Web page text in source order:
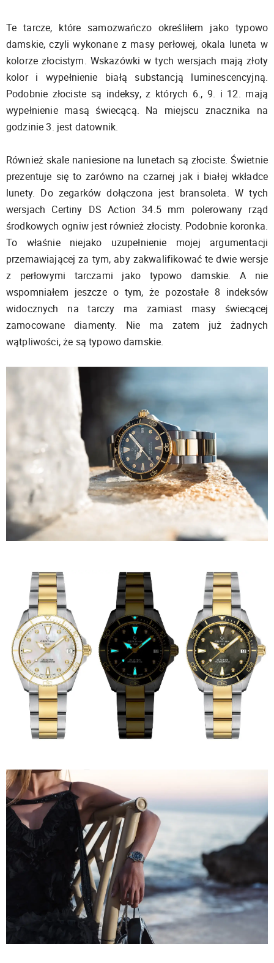
Te tarcze, które samozwańczo określiłem jako typowo
damskie, czyli wykonane z masy perłowej, okala luneta w
kolorze złocistym. Wskazówki w tych wersjach mają złoty
kolor i wypełnienie białą substancją luminescencyjną.
Podobnie złociste są indeksy, z których 6., 9. i 12. mają
wypełnienie masą świecącą. Na miejscu znacznika na
godzinie 3. jest datownik.
Również skale naniesione na lunetach są złociste. Świetnie
prezentuje się to zarówno na czarnej jak i białej wkładce
lunety. Do zegarków dołączona jest bransoleta. W tych
wersjach Certiny DS Action 34.5 mm polerowany rząd
środkowych ogniw jest również złocisty. Podobnie koronka.
To właśnie niejako uzupełnienie mojej argumentacji
przemawiającej za tym, aby zakwalifikować te dwie wersje
z perłowymi tarczami jako typowo damskie. A nie
wspomniałem jeszcze o tym, że pozostałe 8 indeksów
widocznych na tarczy ma zamiast masy świecącej
zamocowane diamenty. Nie ma zatem już żadnych
wątpliwości, że są typowo damskie.